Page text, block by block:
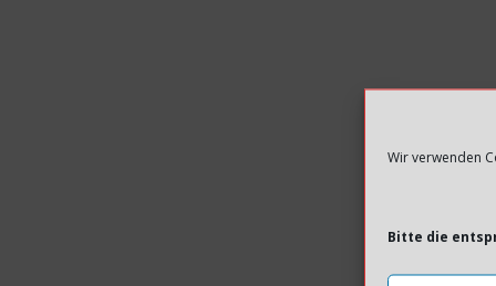
Wir verwenden
Bitte die